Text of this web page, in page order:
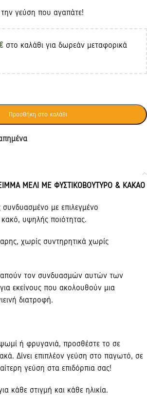
την γεύση που αγαπάτε!
στο καλάθι για δωρεάν μεταφορικά
Προσθήκη στο καλάθι
ΜΕΛΙ ΜΕ ΦΥΣΤΙΚΟΒΟΥΤΥΡΟ & ΚΑΚΑΟ
με επιλεγμένο
υψηλής ποιότητας.
χωρίς συντηρητικά χωρίς
τον συνδυασμών αυτών των
εκείνους που ακολουθούν μια
διατροφή.
ή φρυγανιά, προσθέστε το σε
Δίνει επιπλέον γεύση στο παγωτό, σε
γεύση στα επιδόρπια σας!
κάθε στιγμή και κάθε ηλικία.